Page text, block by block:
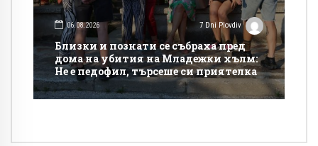
06.08.2026 7 Dni Plovdiv
Близки и познати се събраха пред
дома на убития на Младежки хълм:
Не е педофил, търсеше си приятелка